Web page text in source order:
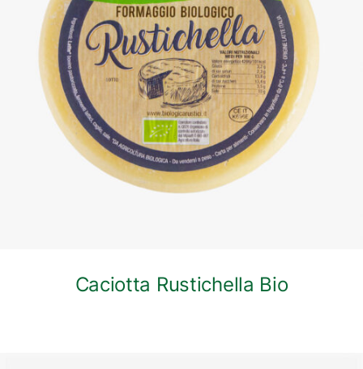
DETTAGLI
Caciotta Rustichella Bio